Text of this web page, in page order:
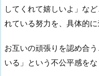
してくれて嬉しいよ」など
れている努力 を、具体的
お互いの頑張りを認め合
いる」という不公平感をな